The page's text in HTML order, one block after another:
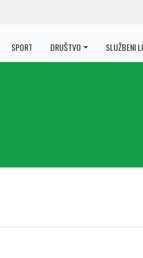
SPORT DRUŠTVO SLUŽBENI